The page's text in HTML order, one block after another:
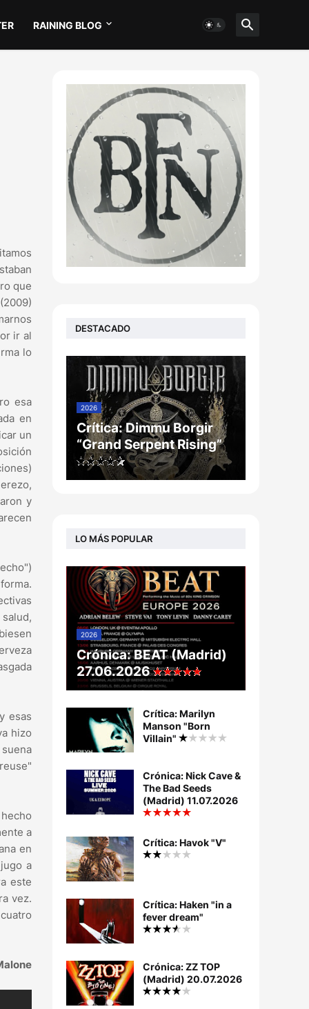
RAINING BLOG
que
ir al
lo
esa
en
un
y
esas
hizo
a
en
a
este
vez.
DESTACADO
2026
Crítica: Dimmu Borgir
“Grand Serpent Rising”
LO MÁS POPULAR
2026
Crónica: BEAT (Madrid)
27.06.2026
Crítica: Marilyn
Manson "Born
Villain"
Crónica: Nick Cave &
The Bad Seeds
(Madrid) 11.07.2026
Crítica: Havok "V"
Crítica: Haken "in a
fever dream"
Crónica: ZZ TOP
(Madrid) 20.07.2026